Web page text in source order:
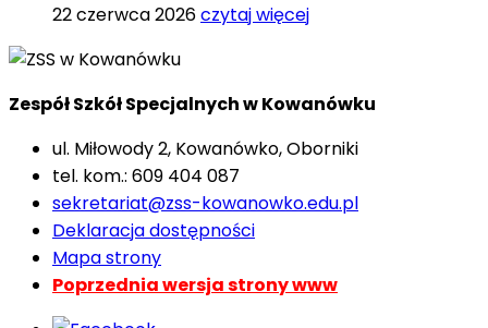
22 czerwca 2026czytaj więcej
Zespół Szkół Specjalnych w Kowanówku
ul. Miłowody 2, Kowanówko, Oborniki
tel. kom.: 609 404 087
sekretariat@zss-kowanowko.edu.pl
Deklaracja dostępności
Mapa strony
Poprzednia wersja strony www